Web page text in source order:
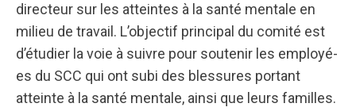
directeur sur les atteintes à la santé mentale en
milieu de travail. L’objectif principal du comité est
d’étudier la voie à suivre pour soutenir les employé-
es du SCC qui ont subi des blessures portant
atteinte à la santé mentale, ainsi que leurs familles.